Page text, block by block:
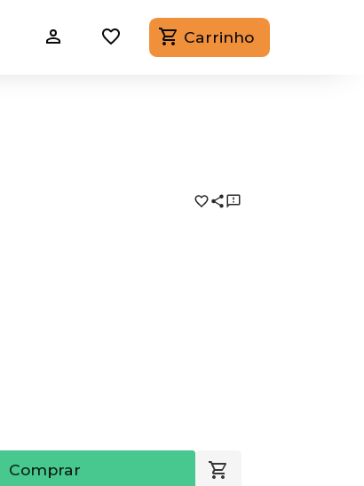
Carrinho
Comprar